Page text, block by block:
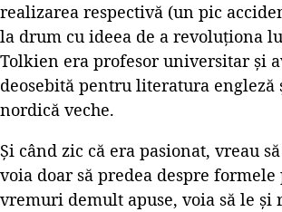
realizarea respectivă (un pic
la drum cu ideea de a revoluționa
Tolkien era profesor universitar și
deosebită pentru literatura engleză
nordică veche.
Și când zic că era pasionat, vreau
voia doar să predea despre
vremuri demult apuse, voia să le și